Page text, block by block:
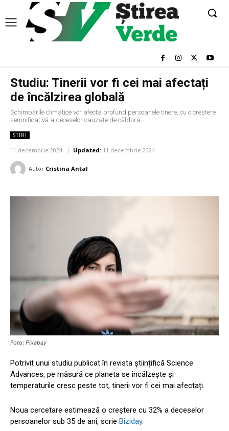
Studiu: Tinerii vor fi cei mai afectați
de încălzirea globală
Schimbările climatice vor afecta profund persoanele tinere, cu o creștere
semnificativă a deceselor cauzate de căldură
ȘTIRI
11 decembrie 2024 Updated: 11 decembrie 2024
Autor Cristina Antal
Foto: Pixabay
Potrivit unui studiu publicat în revista științifică Science
Advances, pe măsură ce planeta se încălzește și
temperaturile cresc peste tot, tinerii vor fi cei mai afectați.
Noua cercetare estimează o creștere cu 32% a deceselor
persoanelor sub 35 de ani, scrie Biziday.